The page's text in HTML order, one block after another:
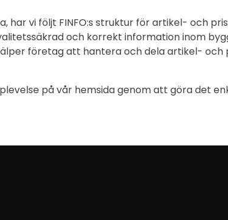
vi följt FINFO:s struktur för artikel- och
och korrekt information inom
företag att hantera och dela artikel- och
på vår hemsida genom att göra det